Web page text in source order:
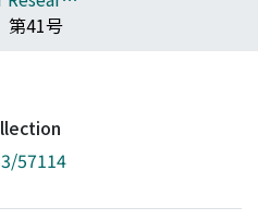
第41号
57114